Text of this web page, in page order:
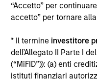
“Accetto” per
accetto” per tornare
* Il termine investitore
dell’Allegato II Parte I
(“MiFID”)): (a) enti
istituti finanziari
PRESS RELEASE
to Acquire Epic
Morgan Stanley
investment funds